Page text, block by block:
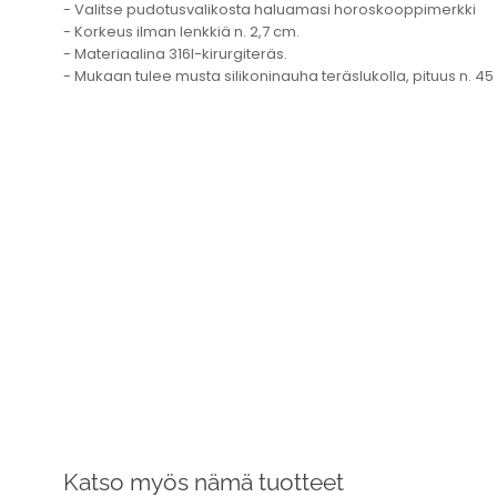
- Valitse pudotusvalikosta haluamasi horoskooppimerkki
- Korkeus ilman lenkkiä n. 2,7 cm.
- Materiaalina 316l-kirurgiteräs.
- Mukaan tulee musta silikoninauha teräslukolla, pituus n.
Katso myös nämä tuotteet